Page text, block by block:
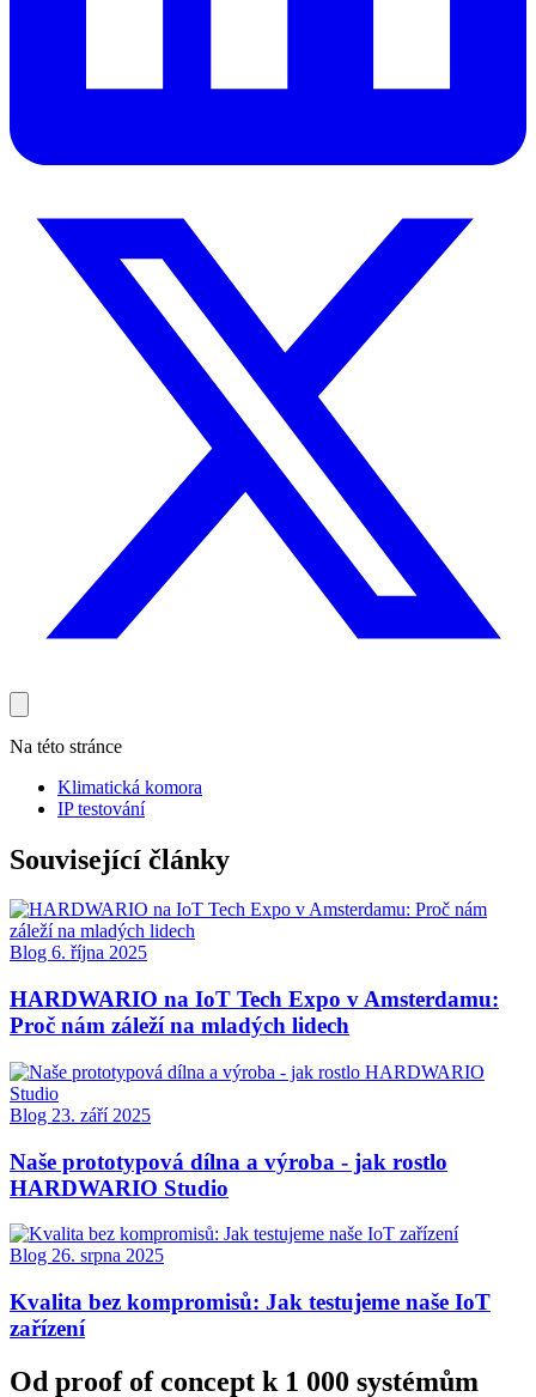
Na této stránce
Klimatická komora
IP testování
Související články
Blog 6. října 2025
HARDWARIO na IoT Tech Expo v Amsterdamu:
Proč nám záleží na mladých lidech
Blog 23. září 2025
Naše prototypová dílna a výroba - jak rostlo
HARDWARIO Studio
Blog 26. srpna 2025
Kvalita bez kompromisů: Jak testujeme naše IoT
zařízení
Od proof of concept k 1 000 systémům